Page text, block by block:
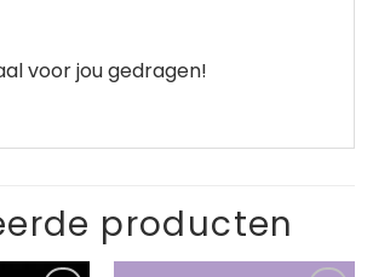
voor jou gedragen!
producten